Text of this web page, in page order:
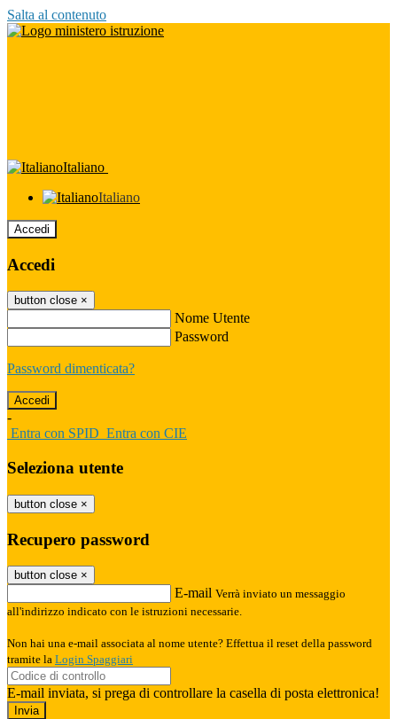
Salta al contenuto
Italiano
Italiano
Accedi
Accedi
button close ×
Nome Utente
Password
Password dimenticata?
-
Entra con SPID Entra con CIE
Seleziona utente
button close ×
Recupero password
button close ×
E-mail Verrà inviato un messaggio
all'indirizzo indicato con le istruzioni necessarie.
Non hai una e-mail associata al nome utente? Effettua il reset della password
tramite la Login Spaggiari
E-mail inviata, si prega di controllare la casella di posta elettronica!